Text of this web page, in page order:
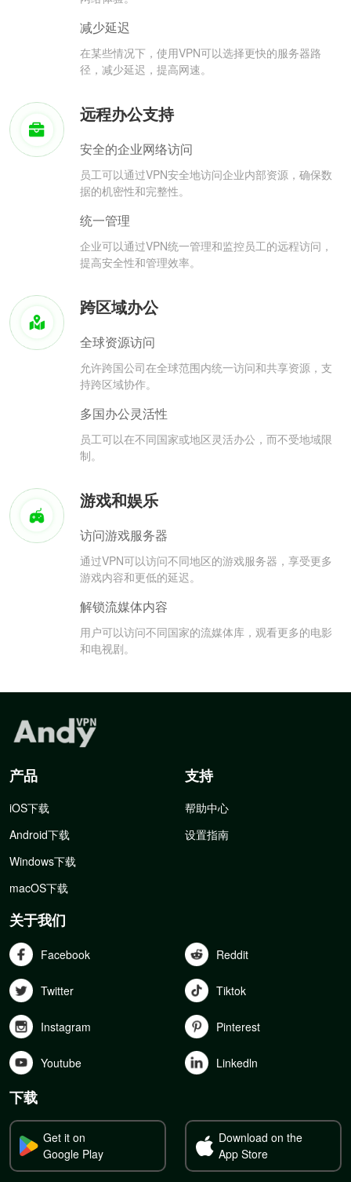
减少延迟
在某些情况下，使用VPN可以选择更快的服务器路
径，减少延迟，提高网速。
远程办公支持
安全的企业网络访问
员工可以通过VPN安全地访问企业内部资源，确保数
据的机密性和完整性。
统一管理
企业可以通过VPN统一管理和监控员工的远程访问，
提高安全性和管理效率。
跨区域办公
全球资源访问
允许跨国公司在全球范围内统一访问和共享资源，支
持跨区域协作。
多国办公灵活性
员工可以在不同国家或地区灵活办公，而不受地域限
制。
游戏和娱乐
访问游戏服务器
通过VPN可以访问不同地区的游戏服务器，享受更多
游戏内容和更低的延迟。
解锁流媒体内容
用户可以访问不同国家的流媒体库，观看更多的电影
和电视剧。
产品
iOS下载
Android下载
Windows下载
macOS下载
支持
帮助中心
设置指南
关于我们
Facebook Reddit
Twitter Tiktok
Instagram Pinterest
Youtube Linkedln
下载
Get it on
Google Play
Download on the
App Store